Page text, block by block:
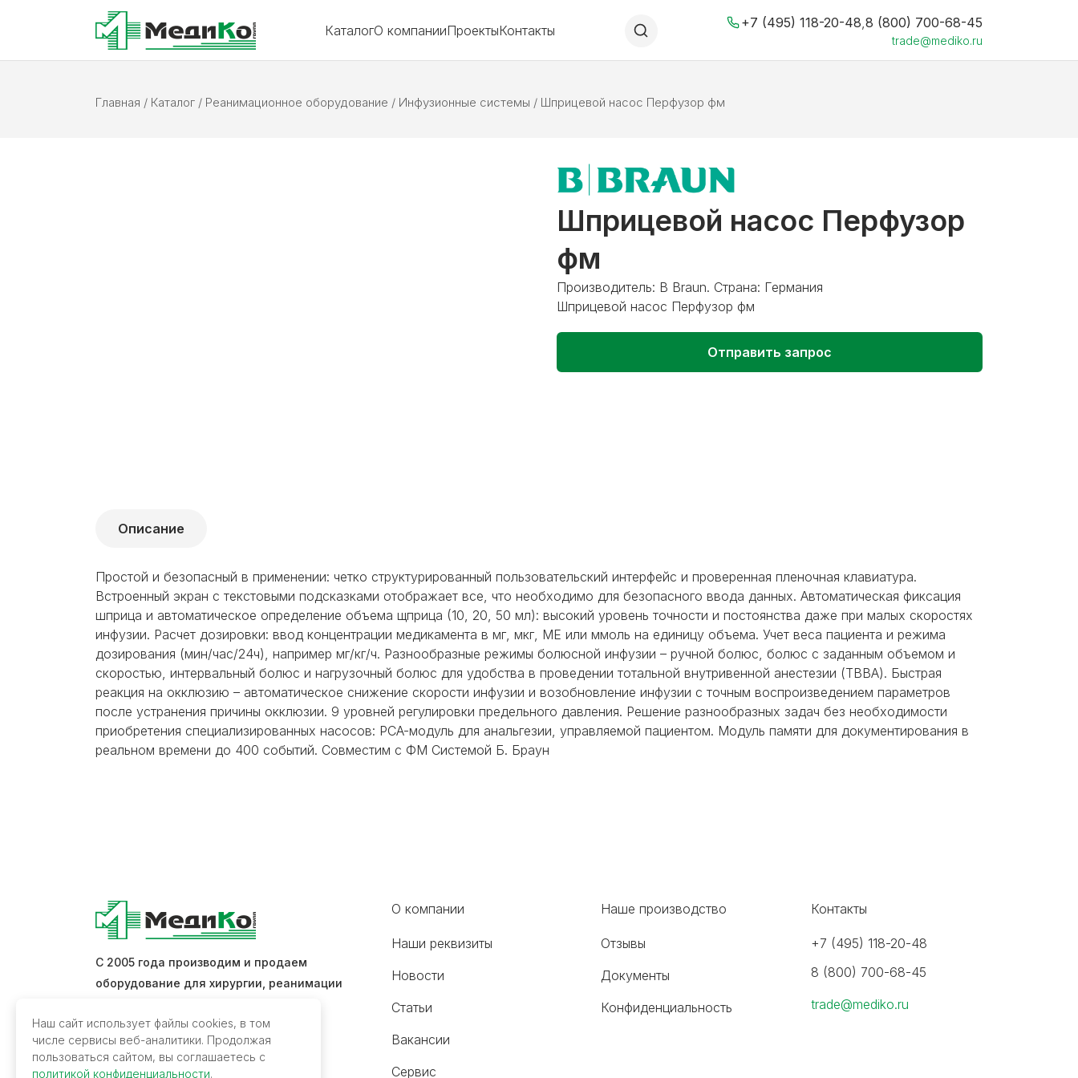
КаталогО компанииПроектыКонтакты
+7 (495) 118-20-48 8 (800) 700-68-45
trade@mediko.ru
Главная / Каталог / Реанимационное оборудование / Инфузионные системы / Шприцевой насос Перфузор фм
Шприцевой насос Перфузор
фм
Производитель: B Braun. Страна: Германия
Шприцевой насос Перфузор фм
Отправить запрос
Описание
Простой и безопасный в применении: четко структурированный пользовательский интерфейс и проверенная пленочная клавиатура.
Встроенный экран с текстовыми подсказками отображает все, что необходимо для безопасного ввода данных. Автоматическая фиксация
шприца и автоматическое определение объема щприца (10, 20, 50 мл): высокий уровень точности и постоянства даже при малых скоростях
инфузии. Расчет дозировки: ввод концентрации медикамента в мг, мкг, МЕ или ммоль на единицу объема. Учет веса пациента и режима
дозирования (мин/час/24ч), например мг/кг/ч. Разнообразные режимы болюсной инфузии – ручной болюс, болюс с заданным объемом и
скоростью, интервальный болюс и нагрузочный болюс для удобства в проведении тотальной внутривенной анестезии (ТВВА). Быстрая
реакция на окклюзию – автоматическое снижение скорости инфузии и возобновление инфузии с точным воспроизведением параметров
после устранения причины окклюзии. 9 уровней регулировки предельного давления. Решение разнообразных задач без необходимости
приобретения специализированных насосов: PCA-модуль для анальгезии, управляемой пациентом. Модуль памяти для документирования в
реальном времени до 400 событий. Совместим с ФМ Системой Б. Браун
С 2005 года производим и продаем
оборудование для хирургии, реанимации
Обратная связь
О компании
Наши реквизиты
Новости
Статьи
Вакансии
Сервис
Наше производство
Отзывы
Документы
Конфиденциальность
Контакты
+7 (495) 118-20-48
8 (800) 700-68-45
trade@mediko.ru
Наш сайт использует файлы cookies, в том
числе сервисы веб-аналитики. Продолжая
пользоваться сайтом, вы соглашаетесь с
политикой конфиденциальности.